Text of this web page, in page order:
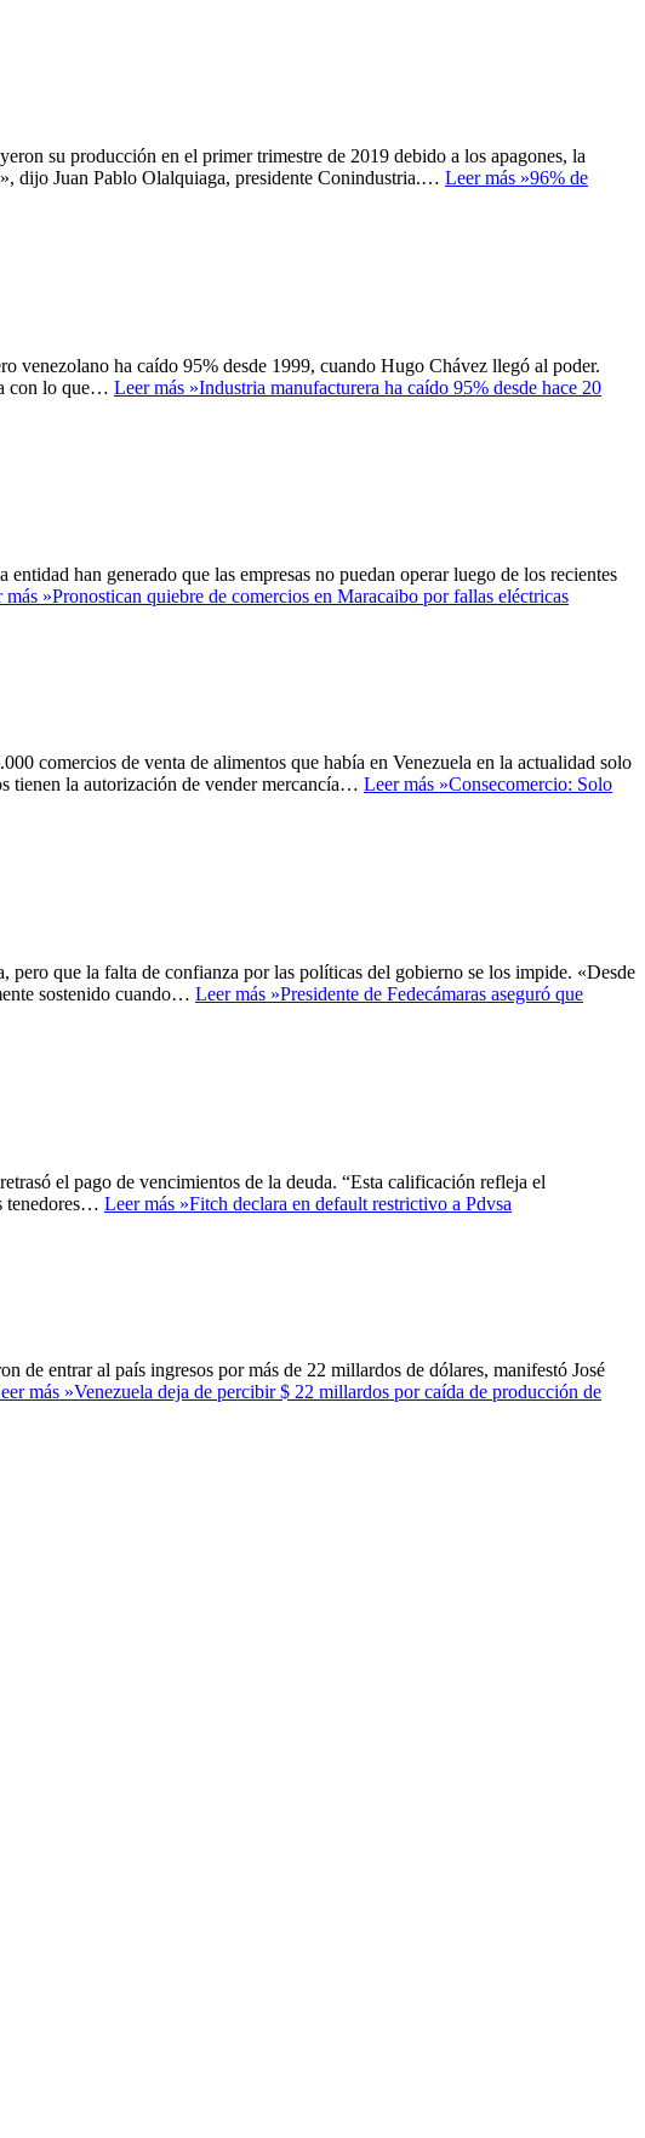
su producción en el primer trimestre de 2019 debido a los apagones, la
dijo Juan Pablo Olalquiaga, presidente Conindustria.… Leer más »96% de
venezolano ha caído 95% desde 1999, cuando Hugo Chávez llegó al poder.
con lo que… Leer más »Industria manufacturera ha caído 95% desde hace 20
han generado que las empresas no puedan operar luego de los recientes
más »Pronostican quiebre de comercios en Maracaibo por fallas eléctricas
comercios de venta de alimentos que había en Venezuela en la actualidad solo
tienen la autorización de vender mercancía… Leer más »Consecomercio: Solo
pero que la falta de confianza por las políticas del gobierno se los impide. «Desde
sostenido cuando… Leer más »Presidente de Fedecámaras aseguró que
el pago de vencimientos de la deuda. “Esta calificación refleja el
tenedores… Leer más »Fitch declara en default restrictivo a Pdvsa
de entrar al país ingresos por más de 22 millardos de dólares, manifestó José
más »Venezuela deja de percibir $ 22 millardos por caída de producción de